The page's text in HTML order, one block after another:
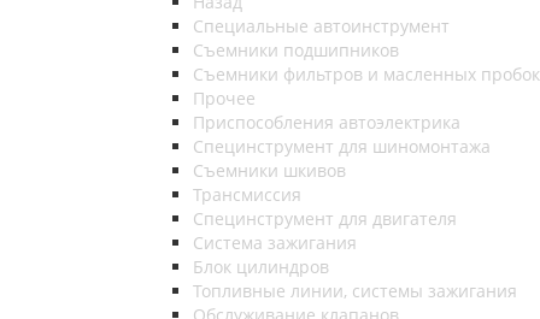
Специальные автоинструмент
Съемники подшипников
Съемники фильтров и масленных пробок
Прочее
Приспособления автоэлектрика
Специнструмент для шиномонтажа
Съемники шкивов
Трансмиссия
Специнструмент для двигателя
Система зажигания
Блок цилиндров
Топливные линии, системы зажигания
Обслуживание клапанов